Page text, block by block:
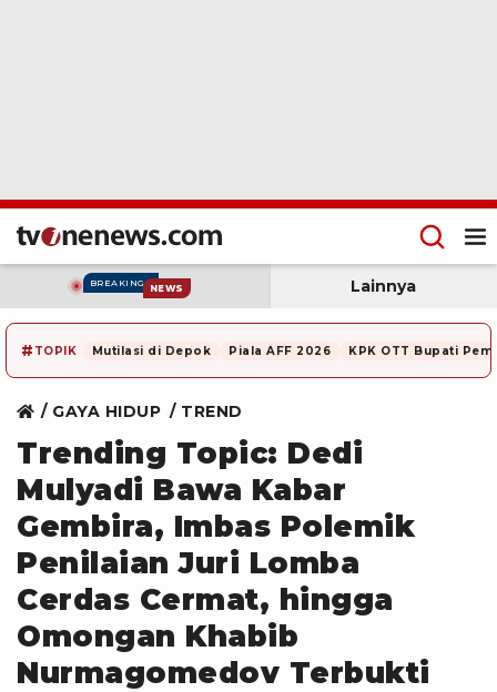
BREAKING NEWS Lainnya
# TOPIK Mutilasi di Depok Piala AFF 2026 KPK OTT Bupati
GAYA HIDUP TREND
Trending Topic: Dedi
Mulyadi Bawa Kabar
Gembira, Imbas Polemik
Penilaian Juri Lomba
Cerdas Cermat, hingga
Omongan Khabib
Nurmagomedov Terbukti